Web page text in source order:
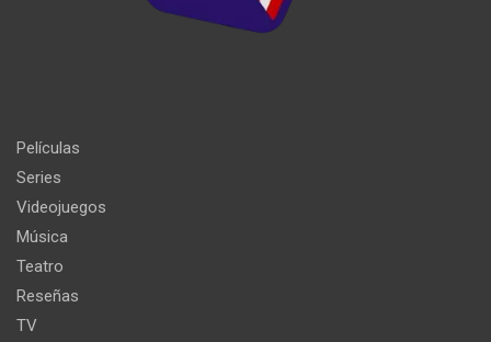
Películas
Series
Videojuegos
Música
Teatro
Reseñas
TV